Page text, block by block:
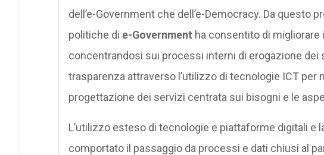
dell’e-Government che dell’e-Democracy. Da questo
politiche di e-Government ha consentito di
concentrandosi sui processi interni di erogazione dei
trasparenza attraverso l’utilizzo di tecnologie ICT per
progettazione dei servizi centrata sui bisogni e le
L’utilizzo esteso di tecnologie e piattaforme digitali e
comportato il passaggio da processi e dati chiusi al